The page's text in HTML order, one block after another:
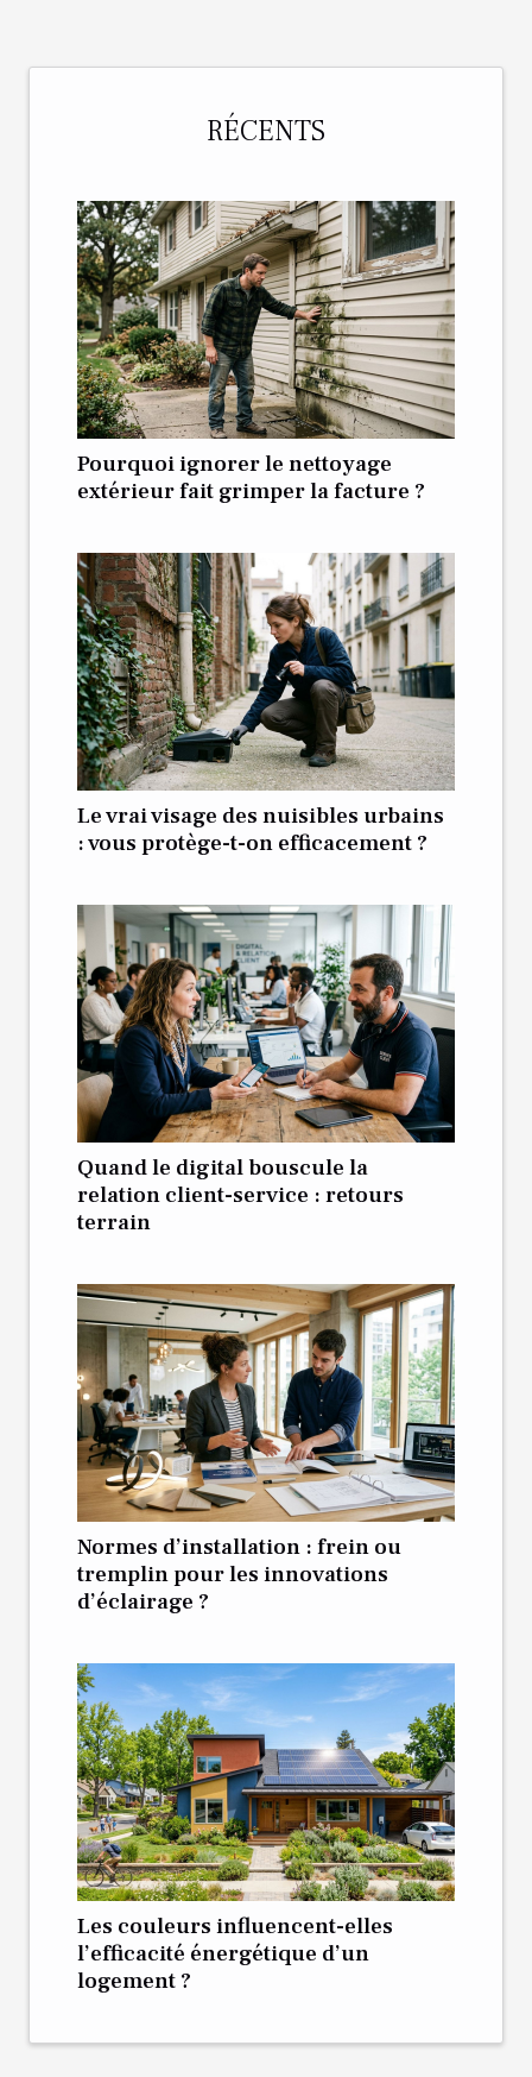
RÉCENTS
Pourquoi ignorer le nettoyage
extérieur fait grimper la facture ?
Le vrai visage des nuisibles urbains
: vous protège-t-on efficacement ?
Quand le digital bouscule la
relation client-service : retours
terrain
Normes d’installation : frein ou
tremplin pour les innovations
d’éclairage ?
Les couleurs influencent-elles
l’efficacité énergétique d’un
logement ?